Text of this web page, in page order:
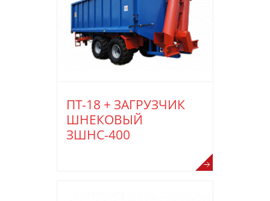
ПТ-18 + ЗАГРУЗЧИК
ШНЕКОВЫЙ
ЗШНС-400